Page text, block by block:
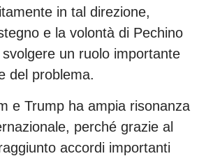
in tal direzione,
e la volontà di Pechino
un ruolo importante
del problema.
e Trump ha ampia risonanza
perché grazie al
accordi importanti